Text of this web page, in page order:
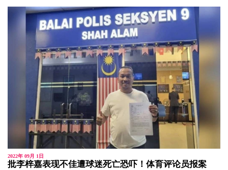
2022年 09月 1日
批李梓嘉表现不佳遭球迷死亡恐吓！体育评论员报案